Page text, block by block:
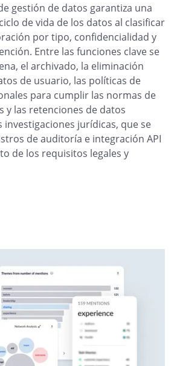
gestión de datos garantiza una
de vida de los datos al clasificar
por tipo, confidencialidad y
Entre las funciones clave se
el archivado, la eliminación
de usuario, las políticas de
para cumplir las normas de
y las retenciones de datos
investigaciones jurídicas, que se
de auditoría e integración API
de los requisitos legales y